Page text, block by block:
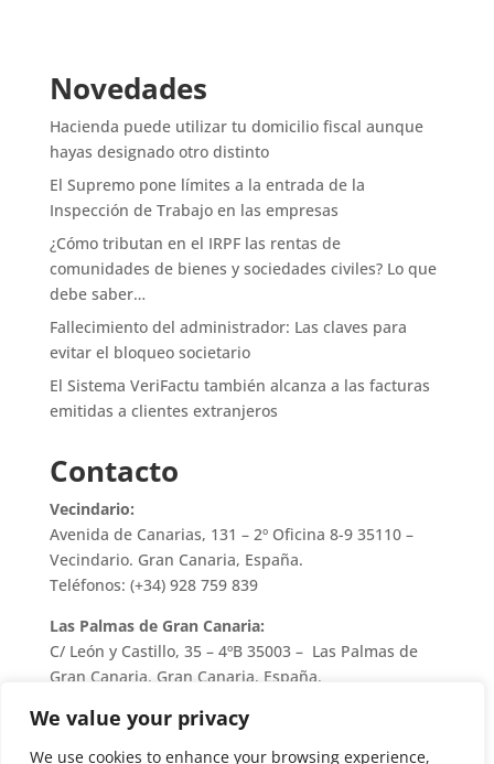
We value your privacy
We use cookies to enhance your browsing experience,
Novedades
Hacienda puede utilizar tu domicilio fiscal aunque
hayas designado otro distinto
El Supremo pone límites a la entrada de la
Inspección de Trabajo en las empresas
¿Cómo tributan en el IRPF las rentas de
comunidades de bienes y sociedades civiles? Lo que
debe saber…
Fallecimiento del administrador: Las claves para
evitar el bloqueo societario
El Sistema VeriFactu también alcanza a las facturas
emitidas a clientes extranjeros
Contacto
Vecindario:
Avenida de Canarias, 131 – 2º Oficina 8-9 35110 –
Vecindario. Gran Canaria, España.
Teléfonos: (+34) 928 759 839
Las Palmas de Gran Canaria:
C/ León y Castillo, 35 – 4ºB 35003 – Las Palmas de
Gran Canaria. Gran Canaria, España.